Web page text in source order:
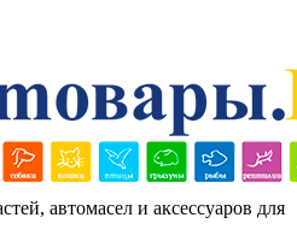
автомасел и аксессуаров для